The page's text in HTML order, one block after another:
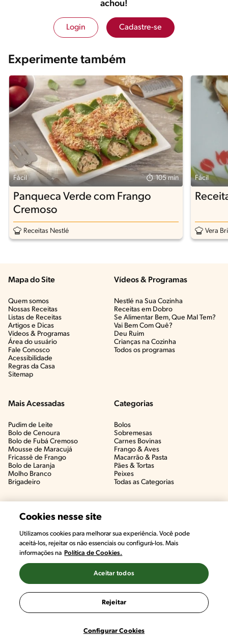
achou!
Login Cadastre-se
Experimente também
Fácil 105 min
Panqueca Verde com Frango
Cremoso
Receitas Nestlé
Fácil
Vera
Mapa do Site
Quem somos
Nossas Receitas
Listas de Receitas​
Artigos e Dicas​
Vídeos & Programas​
Área do usuário
Fale Conosco
Acessibilidade
Regras da Casa
Sitemap
Vídeos & Programas​
Nestlé na Sua Cozinha
Receitas em Dobro
Se Alimentar Bem, Que Mal Tem?​
Vai Bem Com Quê?​
Deu Ruim​
Crianças na Cozinha​
Todos os programas
Mais Acessadas
Pudim de Leite
Bolo de Cenoura
Bolo de Fubá Cremoso
Mousse de Maracujá
Fricassê de Frango
Bolo de Laranja
Molho Branco
Brigadeiro
Categorias
Bolos
Sobremesas
Carnes Bovinas​
Frango & Aves​
Macarrão & Pasta​
Pães & Tortas​
Peixes
Todas as Categorias
Cookies nesse site
Utilizamos cookies para melhorar sua experiência. Você pode
aceitá-los, rejeitar os não essenciais ou configurá-los. Mais
informações na Política de Cookies.
Configurar Cookies
Rejeitar
Aceitar todos